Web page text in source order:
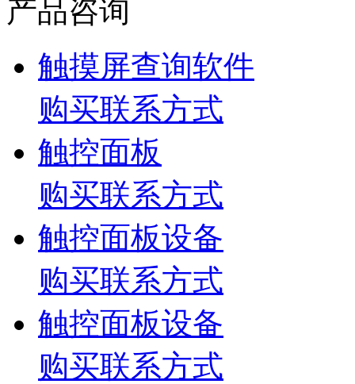
产品咨询
触摸屏查询软件
购买联系方式
触控面板
购买联系方式
触控面板设备
购买联系方式
触控面板设备
购买联系方式